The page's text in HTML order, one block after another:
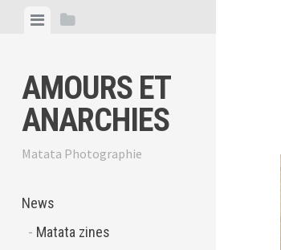
ViewView
AMOURS ET
ANARCHIES
Matata Photographie
News
Matata zines